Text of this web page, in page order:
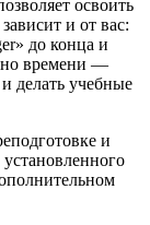
освоить
и от вас:
до конца и
времени —
делать учебные
и